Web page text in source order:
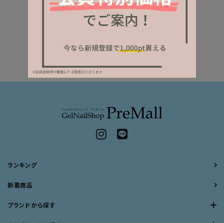
ランキング
新着商品
ブランドから探す